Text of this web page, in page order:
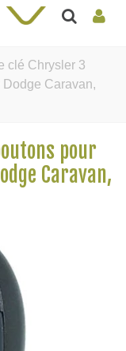
clé Chrysler 3
Caravan,
pour
Caravan,